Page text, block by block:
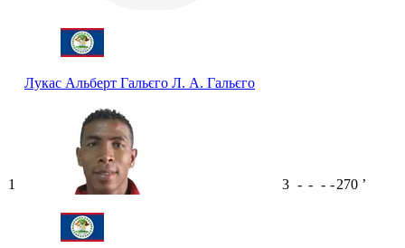
Лукас Альберт Гальєго Л. А. Гальєго
1 3 - - - -270 ʼ